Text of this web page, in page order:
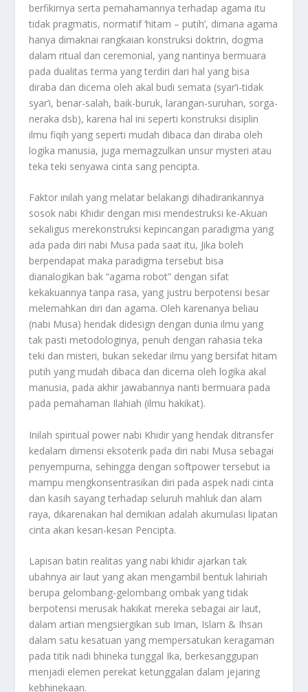
berfikirnya serta pemahamannya terhadap agama itu
tidak pragmatis, normatif ‘hitam – putih’, dimana agama
hanya dimaknai rangkaian konstruksi doktrin, dogma
dalam ritual dan ceremonial, yang nantinya bermuara
pada dualitas terma yang terdiri dari hal yang bisa
diraba dan dicerna oleh akal budi semata (syar’i-tidak
syar’i, benar-salah, baik-buruk, larangan-suruhan, sorga-
neraka dsb), karena hal ini seperti konstruksi disiplin
ilmu fiqih yang seperti mudah dibaca dan diraba oleh
logika manusia, juga memagzulkan unsur mysteri atau
teka teki senyawa cinta sang pencipta.
Faktor inilah yang melatar belakangi dihadirankannya
sosok nabi Khidir dengan misi mendestruksi ke-Akuan
sekaligus merekonstruksi kepincangan paradigma yang
ada pada diri nabi Musa pada saat itu, Jika boleh
berpendapat maka paradigma tersebut bisa
dianalogikan bak “agama robot” dengan sifat
kekakuannya tanpa rasa, yang justru berpotensi besar
melemahkan diri dan agama. Oleh karenanya beliau
(nabi Musa) hendak didesign dengan dunia ilmu yang
tak pasti metodologinya, penuh dengan rahasia teka
teki dan misteri, bukan sekedar ilmu yang bersifat hitam
putih yang mudah dibaca dan dicerna oleh logika akal
manusia, pada akhir jawabannya nanti bermuara pada
pada pemahaman Ilahiah (ilmu hakikat).
Inilah spiritual power nabi Khidir yang hendak ditransfer
kedalam dimensi eksoterik pada diri nabi Musa sebagai
penyempurna, sehingga dengan softpower tersebut ia
mampu mengkonsentrasikan diri pada aspek nadi cinta
dan kasih sayang terhadap seluruh mahluk dan alam
raya, dikarenakan hal demikian adalah akumulasi lipatan
cinta akan kesan-kesan Pencipta.
Lapisan batin realitas yang nabi khidir ajarkan tak
ubahnya air laut yang akan mengambil bentuk lahiriah
berupa gelombang-gelombang ombak yang tidak
berpotensi merusak hakikat mereka sebagai air laut,
dalam artian mengsiergikan sub Iman, Islam & Ihsan
dalam satu kesatuan yang mempersatukan keragaman
pada titik nadi bhineka tunggal Ika, berkesanggupan
menjadi elemen perekat ketunggalan dalam jejaring
kebhinekaan.